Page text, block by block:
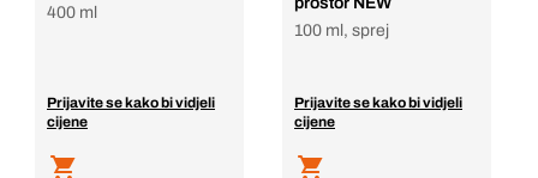
400 ml
Prijavite se kako bi vidjeli
cijene
100 ml, sprej
Prijavite se kako bi vidjeli
cijene